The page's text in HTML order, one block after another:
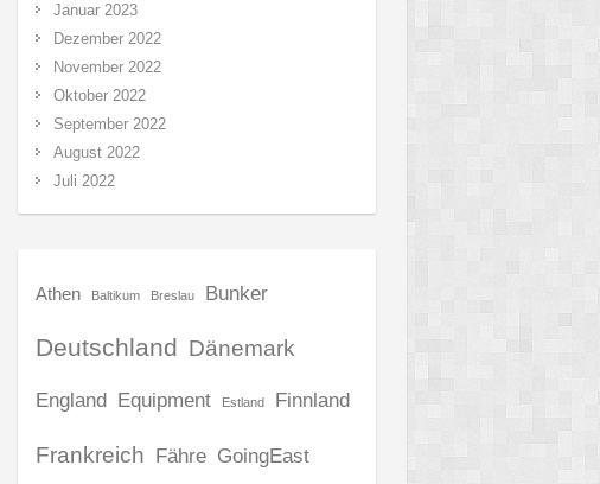
Januar 2023
Dezember 2022
November 2022
Oktober 2022
September 2022
August 2022
Juli 2022
Athen Baltikum Breslau Bunker
Deutschland Dänemark
England Equipment Estland Finnland
Frankreich Fähre GoingEast